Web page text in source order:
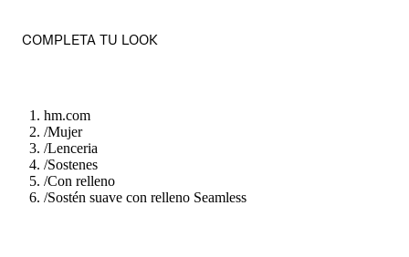
COMPLETA TU LOOK
hm.com
/Mujer
/Lenceria
/Sostenes
/Con relleno
/Sostén suave con relleno Seamless